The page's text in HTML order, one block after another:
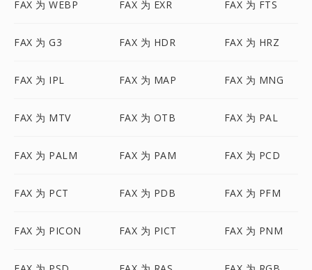
FAX 为 WEBP FAX 为 EXR FAX 为 FTS
FAX 为 G3 FAX 为 HDR FAX 为 HRZ
FAX 为 IPL FAX 为 MAP FAX 为 MNG
FAX 为 MTV FAX 为 OTB FAX 为 PAL
FAX 为 PALM FAX 为 PAM FAX 为 PCD
FAX 为 PCT FAX 为 PDB FAX 为 PFM
FAX 为 PICON FAX 为 PICT FAX 为 PNM